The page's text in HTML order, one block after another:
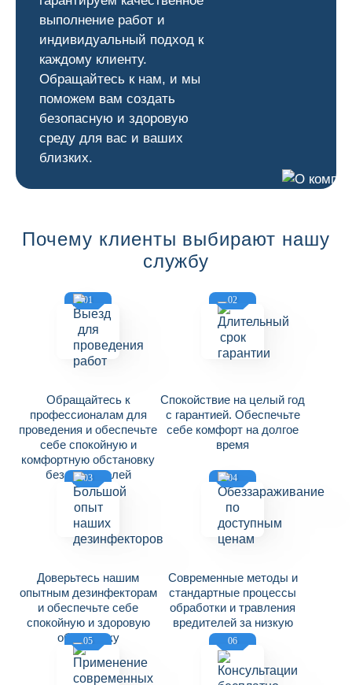
выполнение работ и
индивидуальный подход к
каждому клиенту.
Обращайтесь к нам, и мы
поможем вам создать
безопасную и здоровую
среду для вас и ваших
близких.
Почему клиенты выбирают нашу
службу
01
Обращайтесь к
профессионалам для
проведения и обеспечьте
себе спокойную и
комфортную обстановку
без вредителей
02
Спокойствие на целый год
с гарантией. Обеспечьте
себе комфорт на долгое
время
03
Доверьтесь нашим
опытным дезинфекторам
и обеспечьте себе
спокойную и здоровую
обстановку
04
Современные методы и
стандартные процессы
обработки и травления
вредителей за низкую
цену
05 06